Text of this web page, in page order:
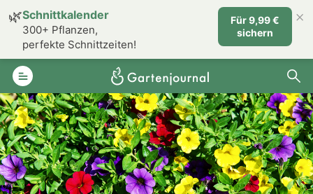
🌿Schnittkalender
300+ Pflanzen,
perfekte Schnittzeiten!
Für 9,99 €
sichern
×